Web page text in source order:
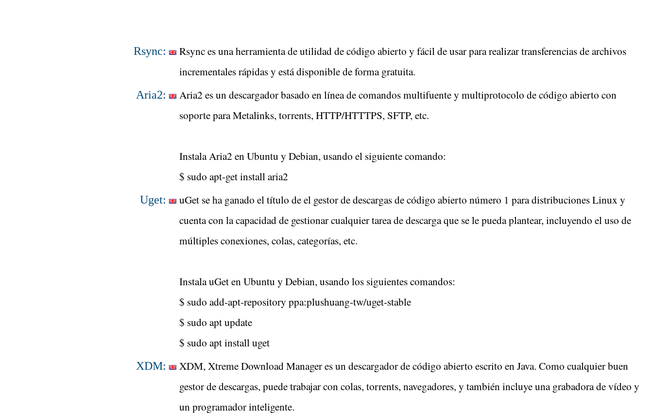
Rsync:
Rsync es una herramienta de utilidad de código abierto y fácil de usar para realizar transferencias de archivos
incrementales rápidas y está disponible de forma gratuita.
Aria2:
Aria2 es un descargador basado en línea de comandos multifuente y multiprotocolo de código abierto con
soporte para Metalinks, torrents, HTTP/HTTTPS, SFTP, etc.
Instala Aria2 en Ubuntu y Debian, usando el siguiente comando:
$ sudo apt-get install aria2
Uget:
uGet se ha ganado el título de el gestor de descargas de código abierto número 1 para distribuciones Linux y
cuenta con la capacidad de gestionar cualquier tarea de descarga que se le pueda plantear, incluyendo el uso de
múltiples conexiones, colas, categorías, etc.
Instala uGet en Ubuntu y Debian, usando los siguientes comandos:
$ sudo add-apt-repository ppa:plushuang-tw/uget-stable
$ sudo apt update
$ sudo apt install uget
XDM:
XDM, Xtreme Download Manager es un descargador de código abierto escrito en Java. Como cualquier buen
gestor de descargas, puede trabajar con colas, torrents, navegadores, y también incluye una grabadora de vídeo y
un programador inteligente.